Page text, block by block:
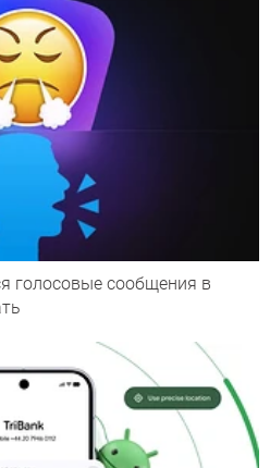
голосовые сообщения в